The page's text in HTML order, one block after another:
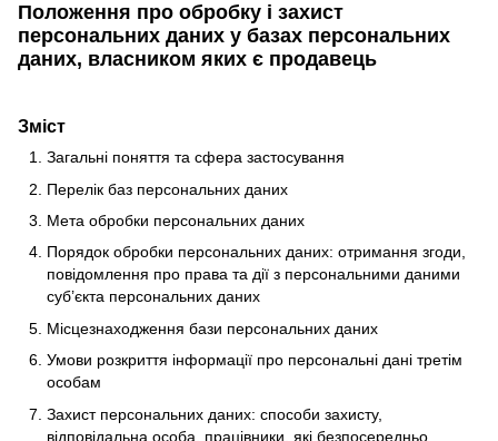
Положення про обробку і захист
персональних даних у базах персональних
даних, власником яких є продавець
Зміст
Загальні поняття та сфера застосування
Перелік баз персональних даних
Мета обробки персональних даних
Порядок обробки персональних даних: отримання згоди,
повідомлення про права та дії з персональними даними
суб’єкта персональних даних
Місцезнаходження бази персональних даних
Умови розкриття інформації про персональні дані третім
особам
Захист персональних даних: способи захисту,
відповідальна особа, працівники, які безпосередньо